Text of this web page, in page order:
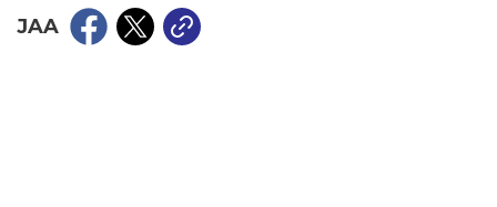
JAA